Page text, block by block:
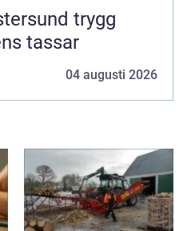
trygg
tassar
04 augusti 2026